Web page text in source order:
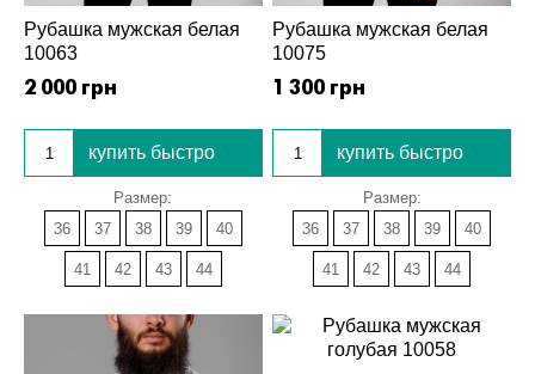
Рубашка мужская белая
10063
2 000 грн
купить быстро
Размер:
36
37 38 39 40
41 42 43 44
Рубашка мужская белая
10075
1 300 грн
купить быстро
Размер:
36
37 38 39 40
41 42 43 44